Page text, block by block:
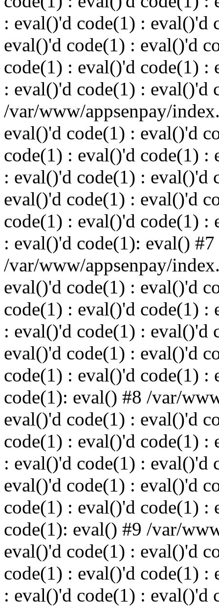
: eval()'d code(1) : eval()'d
eval()'d code(1) : eval()'d
code(1) : eval()'d code(1) :
: eval()'d code(1) : eval()'d
/var/www/appsenpay/
eval()'d code(1) : eval()'d
code(1) : eval()'d code(1) :
: eval()'d code(1) : eval()'d
eval()'d code(1) : eval()'d
code(1) : eval()'d code(1) :
: eval()'d code(1): eval() #7
/var/www/appsenpay/
eval()'d code(1) : eval()'d
code(1) : eval()'d code(1) :
: eval()'d code(1) : eval()'d
eval()'d code(1) : eval()'d
code(1) : eval()'d code(1) :
code(1): eval() #8 /var/
eval()'d code(1) : eval()'d
code(1) : eval()'d code(1) :
: eval()'d code(1) : eval()'d
eval()'d code(1) : eval()'d
code(1) : eval()'d code(1) :
code(1): eval() #9 /var/
eval()'d code(1) : eval()'d
code(1) : eval()'d code(1) :
: eval()'d code(1) : eval()'d